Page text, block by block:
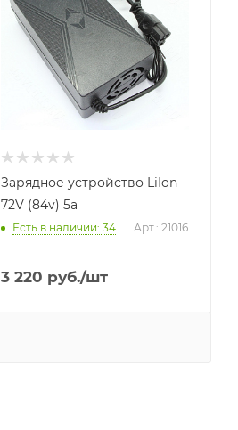
Зарядное устройство LiIon
72V (84v) 5a
Есть в наличии: 34 Арт.: 21016
3 220 руб./шт